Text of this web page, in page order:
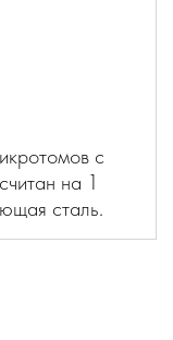
c
на 1
сталь.